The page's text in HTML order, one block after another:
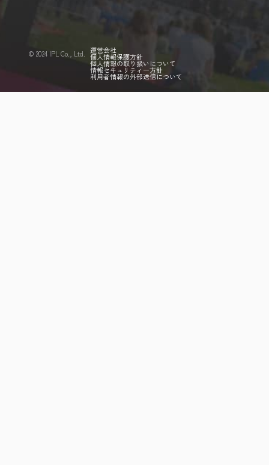
運営会社
個人情報保護方針
個人情報の取り扱いについて
情報セキュリティー方針
利用者情報の外部送信について
©️ 2024 IPL Co., Ltd.